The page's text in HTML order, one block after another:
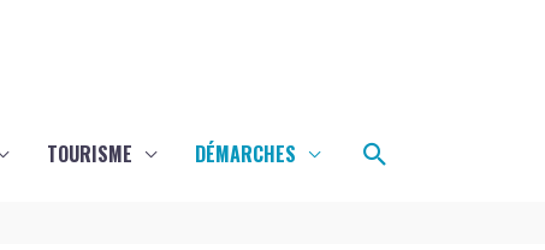
TOURISME DÉMARCHES Rechercher